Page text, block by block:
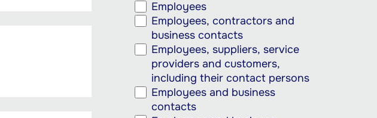
Employees
Employees, contractors and
business contacts
Employees, suppliers, service
providers and customers,
including their contact persons
Employees and business
contacts